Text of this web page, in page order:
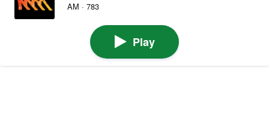
AM · 783
Play